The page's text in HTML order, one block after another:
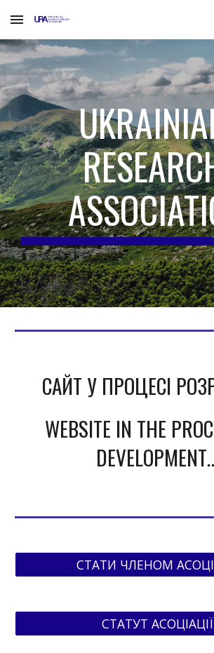
Skip to main content
САЙТ У ПРОЦЕСІ
WEBSITE IN THE
СТАТИ ЧЛЕНОМ
СТАТУТ АСОЦІАЦІЇ